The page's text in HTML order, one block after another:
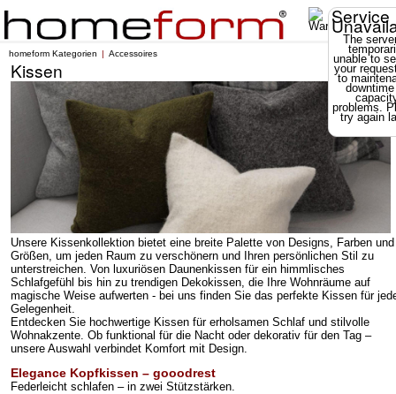
Service
The
unable to
your
to
problems.
try again
homeform Kategorien Accessoires
Kissen
Unsere Kissenkollektion bietet eine breite Palette von Designs, Farben und
Größen, um jeden Raum zu verschönern und Ihren persönlichen Stil zu
unterstreichen. Von luxuriösen Daunenkissen für ein himmlisches
Schlafgefühl bis hin zu trendigen Dekokissen, die Ihre Wohnräume auf
magische Weise aufwerten - bei uns finden Sie das perfekte Kissen für
Gelegenheit.
Entdecken Sie hochwertige Kissen für erholsamen Schlaf und stilvolle
Wohnakzente. Ob funktional für die Nacht oder dekorativ für den Tag –
unsere Auswahl verbindet Komfort mit Design.
Elegance Kopfkissen – gooodrest
Federleicht schlafen – in zwei Stützstärken.